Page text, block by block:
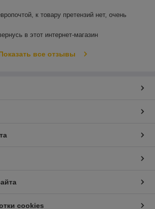
к товару претензий нет, очень
в этот интернет-магазин
все отзывы
cookies